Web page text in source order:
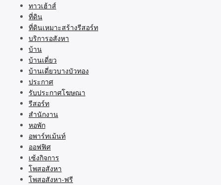
ทาวเฮ้าส์
ที่ดิน
ที่ดินเหมาะสร้างรีสอร์ท
บริการอสังหา
บ้าน
บ้านเดี่ยว
บ้านเดี่ยวบางบัวทอง
ประกาศ
รับประกาศโฆษณา
รีสอร์ท
สำนักงาน
หอพัก
อพาร์ทเม้นท์
ออฟฟิศ
เซ้งกิจการ
โพสอสังหา
โพสอสังหา-ฟรี